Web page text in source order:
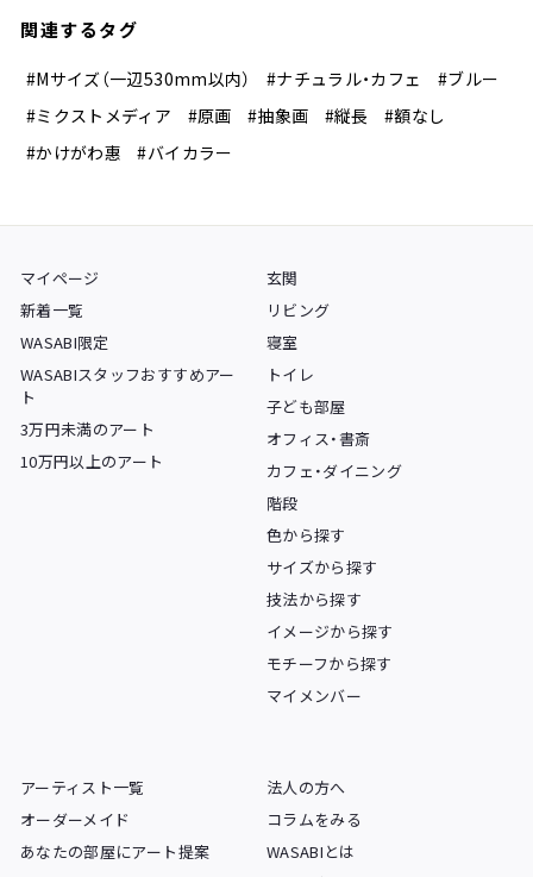
関連するタグ
#Mサイズ（一辺530mm以内） #ナチュラル・カフェ
#ブルー
#ミクストメディア
#原画 #抽象画 #縦長
#額なし
#かけがわ惠
#バイカラー
マイページ
新着一覧
WASABI限定
WASABIスタッフおすすめアー
ト
3万円未満のアート
10万円以上のアート
玄関
リビング
寝室
トイレ
子ども部屋
オフィス・書斎
カフェ・ダイニング
階段
色から探す
サイズから探す
技法から探す
イメージから探す
モチーフから探す
マイメンバー
アーティスト一覧
オーダーメイド
あなたの部屋にアート提案
法人の方へ
コラムをみる
WASABIとは